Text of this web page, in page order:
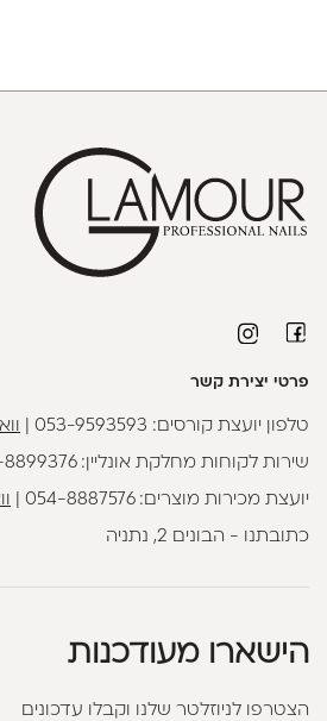
פרטי יצירת קשר
טלפון יועצת קורסים: 053-9593593
שירות לקוחות מחלקת אונליין:
יועצת מכירות מוצרים:054-8887576
כתובתנו - הבונים 2, נתניה
הישארו מעודכנות
הצטרפו לניוזלטר שלנו וקבלו עדכונים